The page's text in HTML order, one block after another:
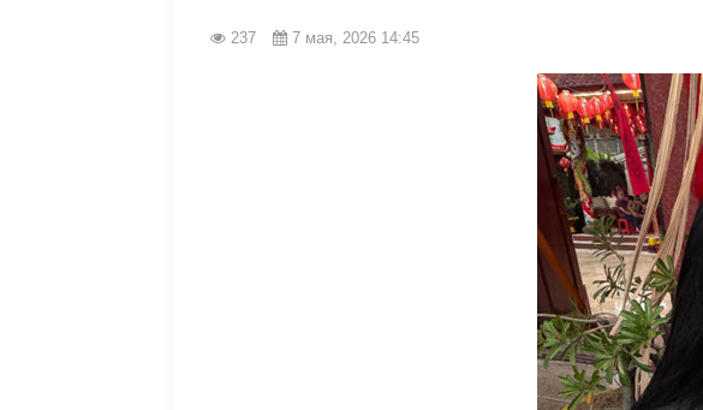
237 7 мая, 2026 14:45